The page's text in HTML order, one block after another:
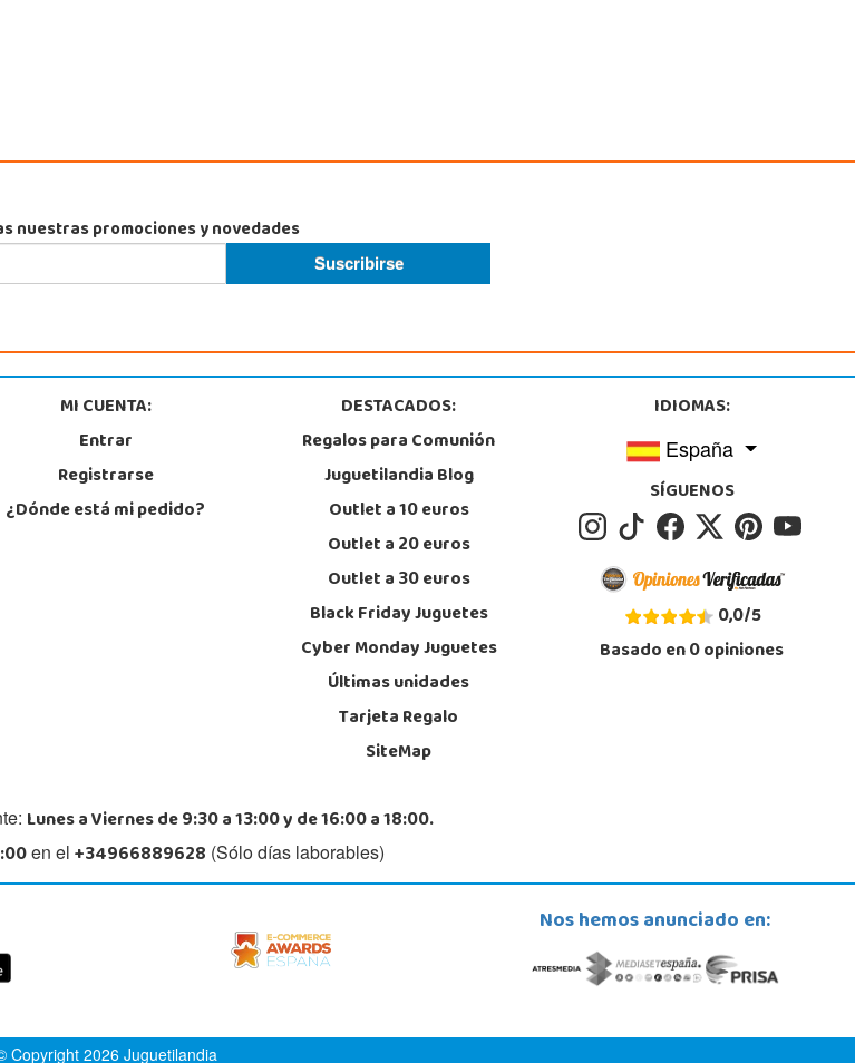
nuestras promociones y novedades
MI CUENTA:
Entrar
Registrarse
¿Dónde está mi pedido?
DESTACADOS:
Regalos para Comunión
Juguetilandia Blog
Outlet a 10 euros
Outlet a 20 euros
Outlet a 30 euros
Black Friday Juguetes
Cyber Monday Juguetes
Últimas unidades
Tarjeta Regalo
SiteMap
IDIOMAS:
España
SÍGUENOS
0,0/5
Basado en0opiniones
Lunes a Viernes de 9:30 a 13:00 y de 16:00 a 18:00.
en el +34966889628 (Sólo días laborables)
Nos hemos anunciado en:
Copyright 2026 Juguetilandia